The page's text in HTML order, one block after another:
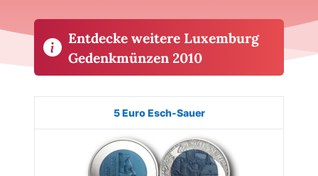
Entdecke weitere Luxemburg
Gedenkmünzen 2010
Ausgabe Auflage
5 Euro Esch-Sauer